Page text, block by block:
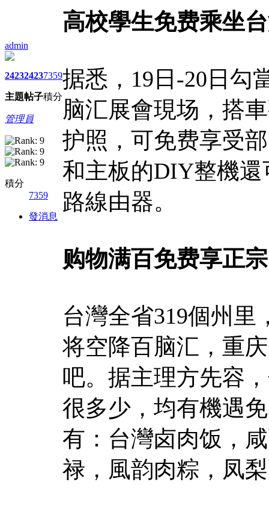
admin
2423
主題
2423
帖子
7359
積分
管理員
積分
7359
發消息
高校學生免费乘坐
据悉，19日-20日勾
脑汇展會現场，搭
护照，可免费享受
和主板的DIY整機還
路線由器。
购物满百免费享正
台灣全省319個州里
将空降百脑汇，重
吧。据主理方先容
很多少，均有機遇
有：台灣卤肉饭，
禄，風韵肉粽，凤